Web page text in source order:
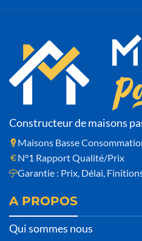
Constructeur de maisons
Maisons Basse
N°1 Rapport Qualité/Prix
Garantie : Prix, Délai,
A PROPOS
Qui sommes nous